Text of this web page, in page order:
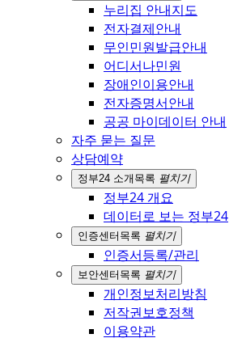
누리집 안내지도
전자결제안내
무인민원발급안내
어디서나민원
장애인이용안내
전자증명서안내
공공 마이데이터 안내
자주 묻는 질문
상담예약
정부24 소개 목록 펼치기
정부24 개요
데이터로 보는 정부24
인증센터 목록 펼치기
인증서등록/관리
보안센터 목록 펼치기
개인정보처리방침
저작권보호정책
이용약관